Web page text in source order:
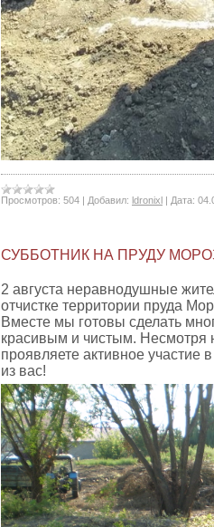
Просмотров: 504 | Добавил: ldronixl | Дата:
СУББОТНИК НА ПРУДУ
2 августа неравнодушные
отчистке территории пруда
Вместе мы готовы сделать
красивым и чистым. Несмотря
проявляете активное участие
из вас!